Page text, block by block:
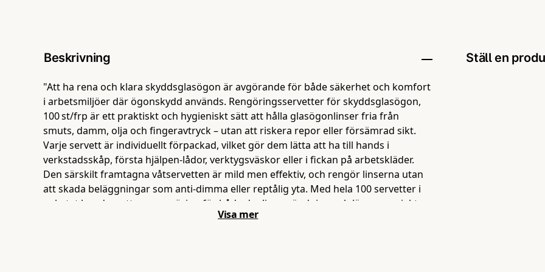
Beskrivning
"Att ha rena och klara skyddsglasögon är avgörande för både säkerhet och komfort
i arbetsmiljöer där ögonskydd används. Rengöringsservetter för skyddsglasögon,
100 st/frp är ett praktiskt och hygieniskt sätt att hålla glasögonlinser fria från
smuts, damm, olja och fingeravtryck – utan att riskera repor eller försämrad sikt.
Varje servett är individuellt förpackad, vilket gör dem lätta att ha till hands i
verkstadsskåp, första hjälpen‑lådor, verktygsväskor eller i fickan på arbetskläder.
Den särskilt framtagna våtservetten är mild men effektiv, och rengör linserna utan
att skada beläggningar som anti‑dimma eller reptålig yta. Med hela 100 servetter i
paketet har du gott om rengöring för både daglig användning och längre projekt
där skyddsglasögon används kontinuerligt. Det gör servetterna till ett
Visa mer
Ställ en